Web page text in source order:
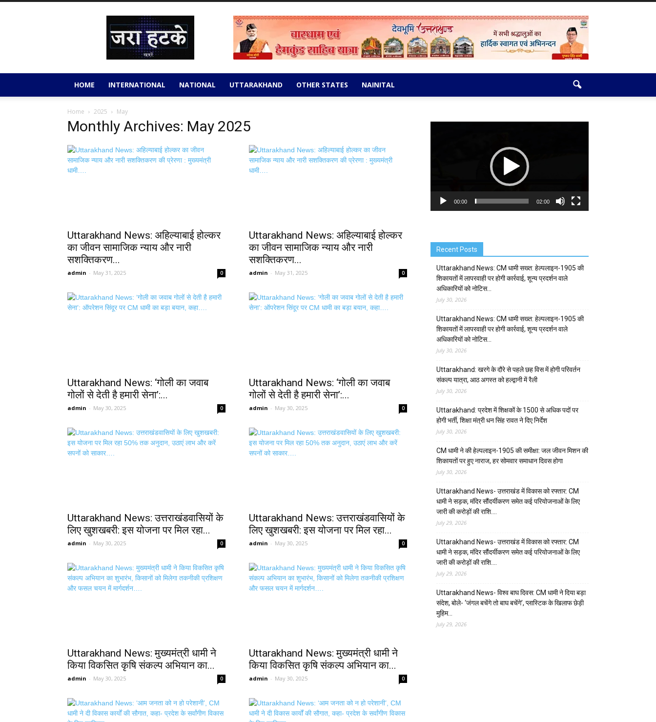
Hatkey
HOME INTERNATIONAL NATIONAL UTTARAKHAND OTHER STATES NAINITAL
Home 2025 May
Monthly Archives: May 2025
Uttarakhand News: अहिल्याबाई होल्कर
का जीवन सामाजिक न्याय और नारी
सशक्तिकरण...
admin - May 31, 2025 0
Uttarakhand News: अहिल्याबाई होल्कर
का जीवन सामाजिक न्याय और नारी
सशक्तिकरण...
admin - May 31, 2025 0
Uttarakhand News: ‘गोली का जवाब
गोलों से देती है हमारी सेना’:...
admin - May 30, 2025 0
Uttarakhand News: ‘गोली का जवाब
गोलों से देती है हमारी सेना’:...
admin - May 30, 2025 0
Uttarakhand News: उत्तराखंडवासियों के
लिए खुशखबरी: इस योजना पर मिल रहा...
admin - May 30, 2025 0
Uttarakhand News: उत्तराखंडवासियों के
लिए खुशखबरी: इस योजना पर मिल रहा...
admin - May 30, 2025 0
Uttarakhand News: मुख्यमंत्री धामी ने
किया विकसित कृषि संकल्प अभियान का...
admin - May 30, 2025 0
Uttarakhand News: मुख्यमंत्री धामी ने
किया विकसित कृषि संकल्प अभियान का...
admin - May 30, 2025 0
00:00 02:00
Recent Posts
Uttarakhand News: CM धामी सख्त: हेल्पलाइन-1905 की
शिकायतों में लापरवाही पर होगी कार्रवाई, शून्य प्रदर्शन वाले
अधिकारियों को नोटिस…
July 30, 2026
Uttarakhand News: CM धामी सख्त: हेल्पलाइन-1905 की
शिकायतों में लापरवाही पर होगी कार्रवाई, शून्य प्रदर्शन वाले
अधिकारियों को नोटिस…
July 30, 2026
Uttarakhand: खरगे के दौरे से पहले छह विस में होगी परिवर्तन
संकल्प यात्रा, आठ अगस्त को हल्द्वानी में रैली
July 30, 2026
Uttarakhand: प्रदेश में शिक्षकों के 1500 से अधिक पदों पर
होगी भर्ती, शिक्षा मंत्री धन सिंह रावत ने दिए निर्देश
July 30, 2026
CM धामी ने की हेल्पलाइन-1905 की समीक्षा: जल जीवन मिशन की
शिकायतों पर हुए नाराज, हर सोमवार समाधान दिवस होगा
July 30, 2026
Uttarakhand News- उत्तराखंड में विकास को रफ्तार: CM
धामी ने सड़क, मंदिर सौंदर्यीकरण समेत कई परियोजनाओं के लिए
जारी की करोड़ों की राशि….
July 29, 2026
Uttarakhand News- उत्तराखंड में विकास को रफ्तार: CM
धामी ने सड़क, मंदिर सौंदर्यीकरण समेत कई परियोजनाओं के लिए
जारी की करोड़ों की राशि….
July 29, 2026
Uttarakhand News- विश्व बाघ दिवस: CM धामी ने दिया बड़ा
संदेश, बोले- ‘जंगल बचेंगे तो बाघ बचेंगे’, प्लास्टिक के खिलाफ छेड़ी
मुहिम…
July 29, 2026